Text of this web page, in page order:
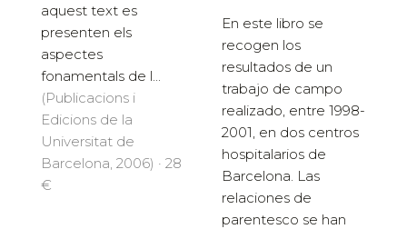
aquest text es
presenten els
aspectes
fonamentals de l...
(Publicacions i
Edicions de la
Universitat de
Barcelona, 2006) · 28
€
En este libro se
recogen los
resultados de un
trabajo de campo
realizado, entre 1998-
2001, en dos centros
hospitalarios de
Barcelona. Las
relaciones de
parentesco se han